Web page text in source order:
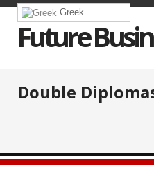
Greek
Future
Double